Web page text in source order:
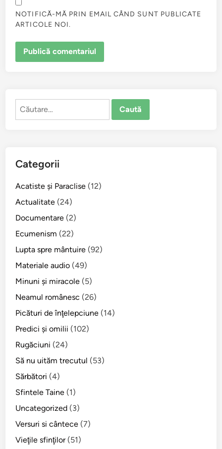
NOTIFICĂ-MĂ PRIN EMAIL CÂND SUNT PUBLICATE
ARTICOLE NOI.
Caută
Categorii
Acatiste şi Paraclise (12)
Actualitate (24)
Documentare (2)
Ecumenism (22)
Lupta spre mântuire (92)
Materiale audio (49)
Minuni şi miracole (5)
Neamul românesc (26)
Picături de înţelepciune (14)
Predici şi omilii (102)
Rugăciuni (24)
Să nu uităm trecutul (53)
Sărbători (4)
Sfintele Taine (1)
Uncategorized (3)
Versuri si cântece (7)
Vieţile sfinţilor(51)